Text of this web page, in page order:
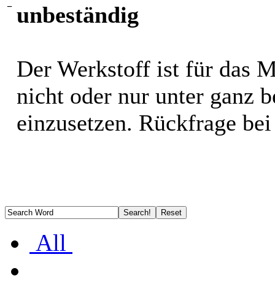
− unbeständig
Der Werkstoff ist für das
nicht oder nur unter ganz
einzusetzen. Rückfrage
All